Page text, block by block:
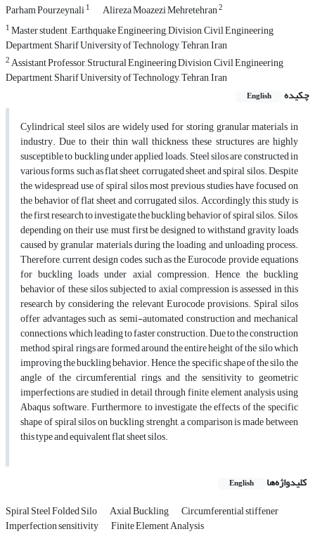
Parham Pourzeynali1 Alireza Moazezi Mehretehran2
1Master student , Earthquake Engineering, Division, Civil Engineering
Department, Sharif University of Technology, Tehran, Iran
2Assistant Professor, Structural Engineering Division, Civil Engineering
Department, Sharif University of Technology, Tehran, Iran
چکیده
English
Cylindrical steel silos are widely used for storing granular materials in
industry. Due to their thin wall thickness, these structures are highly
susceptible to buckling under applied loads. Steel silos are constructed in
various forms, such as flat sheet, corrugated sheet, and spiral silos. Despite
the widespread use of spiral silos, most previous studies have focused on
the behavior of flat sheet and corrugated silos. Accordingly, this study is
the first research to investigate the buckling behavior of spiral silos. Silos,
depending on their use, must first be designed to withstand gravity loads
caused by granular materials during the loading and unloading process.
Therefore, current design codes, such as the Eurocode, provide equations
for buckling loads under axial compression. Hence, the buckling
behavior of these silos subjected to axial compression is assessed in this
research by considering the relevant Eurocode provisions. Spiral silos
offer advantages such as, semi-automated construction and mechanical
connections, which leading to faster construction. Due to the construction
method, spiral rings are formed around the entire height of the silo which
improving the buckling behavior. Hence, the specific shape of the silo, the
angle of the circumferential rings, and the sensitivity to geometric
imperfections are studied in detail through finite element analysis using
Abaqus software. Furthermore, to investigate the effects of the specific
shape of spiral silos on buckling strenght, a comparison is made between
this type and equivalent flat sheet silos.
کلیدواژه‌ها English
Spiral Steel Folded Silo Axial Buckling Circumferential stiffener
Imperfection sensitivity Finite Element Analysis